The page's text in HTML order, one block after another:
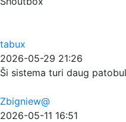
tabux
2026-05-29 21:26
Ši sistema turi daug
Zbigniew@
2026-05-11 16:51